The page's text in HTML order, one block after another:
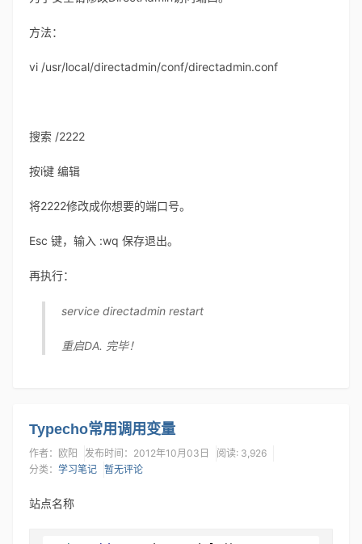
方法：
vi /usr/local/directadmin/conf/directadmin.conf
搜索 /2222
按i键 编辑
将2222修改成你想要的端口号。
Esc 键，输入 :wq 保存退出。
再执行：
service directadmin restart
重启DA. 完毕！
Typecho常用调用变量
作者：欧阳 发布时间：2012年10月03日
阅读: 3,926
分类： 学习笔记 暂无评论
站点名称